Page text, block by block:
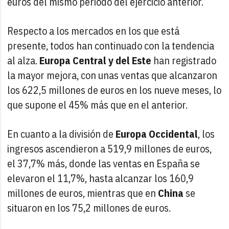
Respecto a los mercados en los que está
presente, todos han continuado con la tendencia
al alza. Europa Central y del Este han registrado
la mayor mejora, con unas ventas que alcanzaron
los 622,5 millones de euros en los nueve meses, lo
que supone el 45% más que en el anterior.
En cuanto a la división de Europa Occidental, los
ingresos ascendieron a 519,9 millones de euros,
el 37,7% más, donde las ventas en España se
elevaron el 11,7%, hasta alcanzar los 160,9
millones de euros, mientras que en China se
situaron en los 75,2 millones de euros.